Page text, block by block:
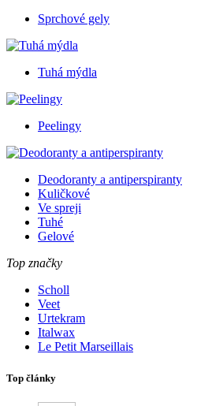
Sprchové gely
Tuhá mýdla
Peelingy
Deodoranty a antiperspiranty
Kuličkové
Ve spreji
Tuhé
Gelové
Top značky
Scholl
Veet
Urtekram
Italwax
Le Petit Marseillais
Top články